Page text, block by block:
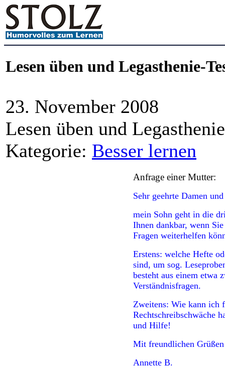
Lesen üben und Legasthenie-
23. November 2008
Lesen üben und
Kategorie: Besser lernen
Anfrage einer Mutter:
Sehr geehrte Damen
mein Sohn geht in die
Ihnen dankbar, wenn
Fragen weiterhelfen
Erstens: welche Hefte
sind, um sog.
besteht aus einem etwa
Verständnisfragen.
Zweitens: Wie kann ich
Rechtschreibschwäche
und Hilfe!
Mit freundlichen Grüßen
Annette B.